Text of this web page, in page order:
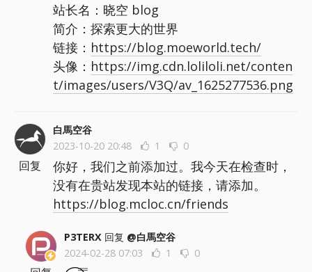
站长名：晓空 blog
简介：探索更大的世界
链接： https://blog.moeworld.tech/
头像： https://img.cdn.loliloli.net/conten
t/images/users/V3Q/av_1625277536.png
白馬空谷
2023-10-20 20:48
1 0
你好，我们之前添加过。我今天在检查时，
没有在贵站发现本站的链接，请添加。
https://blog.mcloc.cn/friends
回复
P3TERX 回复 @白馬空谷
2024-02-28 07:03
1 0